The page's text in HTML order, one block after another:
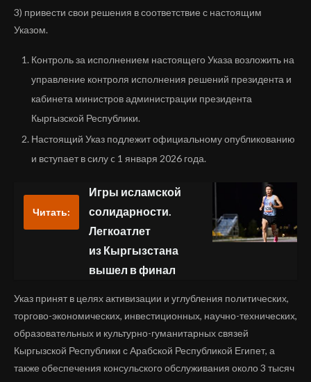
3) привести свои решения в соответствие с настоящим
Указом.
Контроль за исполнением настоящего Указа возложить на
управление контроля исполнения решений президента и
кабинета министров администрации президента
Кыргызской Республики.
Настоящий Указ подлежит официальному опубликованию
и вступает в силу c 1 января 2026 года.
Читать:
Игры исламской
солидарности.
Легкоатлет
из Кыргызстана
вышел в финал
Указ принят в целях активизации и углубления политических,
торгово-экономических, инвестиционных, научно-технических,
образовательных и культурно-гуманитарных связей
Кыргызской Республики с Арабской Республикой Египет, а
также обеспечения консульского обслуживания около 3 тысяч